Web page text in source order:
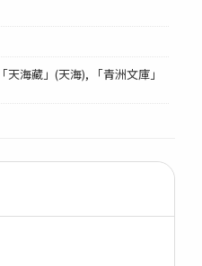
海藏」(天海), 「青洲文庫」